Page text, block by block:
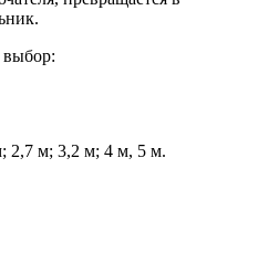
выбор:
2,7 м; 3,2 м; 4 м, 5 м.